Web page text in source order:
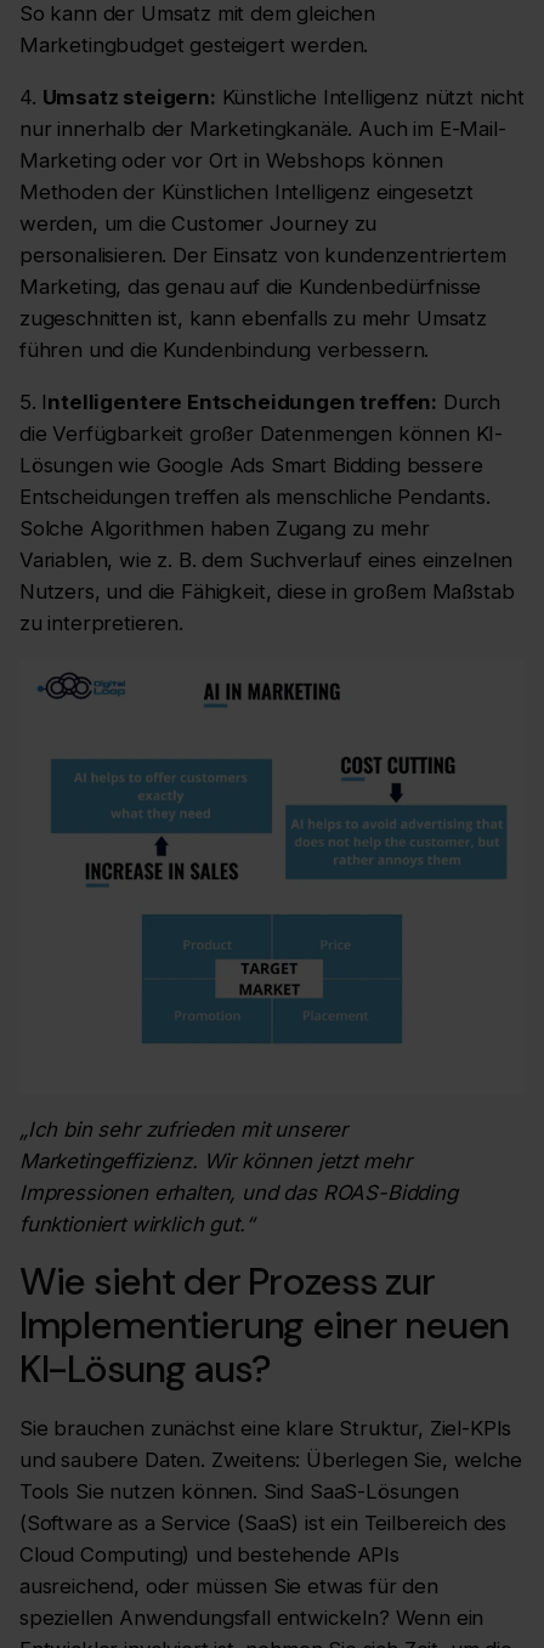
So kann der Umsatz mit dem gleichen
Marketingbudget gesteigert werden.
4. Umsatz steigern: Künstliche Intelligenz nützt nicht
nur innerhalb der Marketingkanäle. Auch im E-Mail-
Marketing oder vor Ort in Webshops können
Methoden der Künstlichen Intelligenz eingesetzt
werden, um die Customer Journey zu
personalisieren. Der Einsatz von kundenzentriertem
Marketing, das genau auf die Kundenbedürfnisse
zugeschnitten ist, kann ebenfalls zu mehr Umsatz
führen und die Kundenbindung verbessern.
5. Intelligentere Entscheidungen treffen: Durch
die Verfügbarkeit großer Datenmengen können KI-
Lösungen wie Google Ads Smart Bidding bessere
Entscheidungen treffen als menschliche Pendants.
Solche Algorithmen haben Zugang zu mehr
Variablen, wie z. B. dem Suchverlauf eines einzelnen
Nutzers, und die Fähigkeit, diese in großem Maßstab
zu interpretieren.
„Ich bin sehr zufrieden mit unserer
Marketingeffizienz. Wir können jetzt mehr
Impressionen erhalten, und das ROAS-Bidding
funktioniert wirklich gut.“
Wie sieht der Prozess zur
Implementierung einer neuen
KI-Lösung aus?
Sie brauchen zunächst eine klare Struktur, Ziel-KPIs
und saubere Daten. Zweitens: Überlegen Sie, welche
Tools Sie nutzen können. Sind SaaS-Lösungen
(Software as a Service (SaaS) ist ein Teilbereich des
Cloud Computing) und bestehende APIs
ausreichend, oder müssen Sie etwas für den
speziellen Anwendungsfall entwickeln? Wenn ein